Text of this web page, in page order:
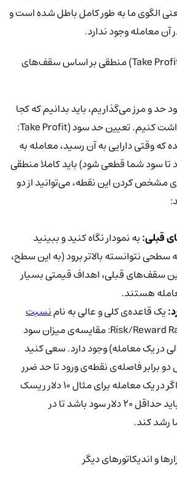
الگوی ما به طور کامل باطل شده است و
آن معامله وجود ندارد.
نحوه‌ی تعیین حد سود (Take Profit) منطقی بر اساس سقف‌های
و مرز می‌گذاریم، باید بدانیم که کجا
قرار است سود خود را برداشت کنیم. تعیین حد سود (Take Profit:
وقتی دارایی به آن رسید، معامله به
سود شما قطعی شود) باید کاملا منطقی
مشخص کردن این نقطه، می‌توانید از دو
قبلی:به نمودار نگاه کنید و ببینید
نتوانسته بالاتر برود (به این سطح،
سقف‌های قبلی، اهداف قیمتی بسیار
هستند.
یک قاعده‌ی کلی و عالی به نامنسبت
(Risk/Reward Ratio: مقایسه‌ی میزان سود
در یک معامله) وجود دارد. سعی کنید
برابر فاصله‌ی نقطه‌ی ورود تا حد ضرر
قرار دهید. این یعنی اگر در یک معامله برای مثال 10 دلار ریسک
می‌کنید، هدف شما باید حداقل 20 دلار سود باشد تا در
کند.
و اندیکاتورهای دیگر